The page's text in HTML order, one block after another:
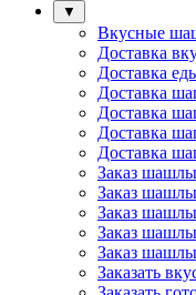
▼
Вкусные
Доставка
Доставка
Доставка
Доставка
Доставка
Доставка
Заказ
Заказ
Заказ
Заказ
Заказ
Заказать